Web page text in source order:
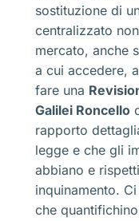
sostituzione di
centralizzato
mercato, anche
a cui accedere,
fare una
Galilei Roncello
rapporto
legge e che gli
abbiano e
inquinamento.
che